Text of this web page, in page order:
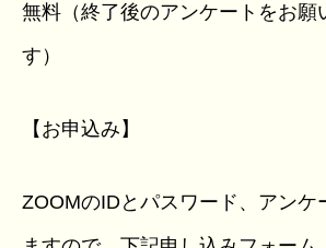
無料（終了後のアンケートをお願
す）
【お申込み】
ZOOMのIDとパスワード、アンケ